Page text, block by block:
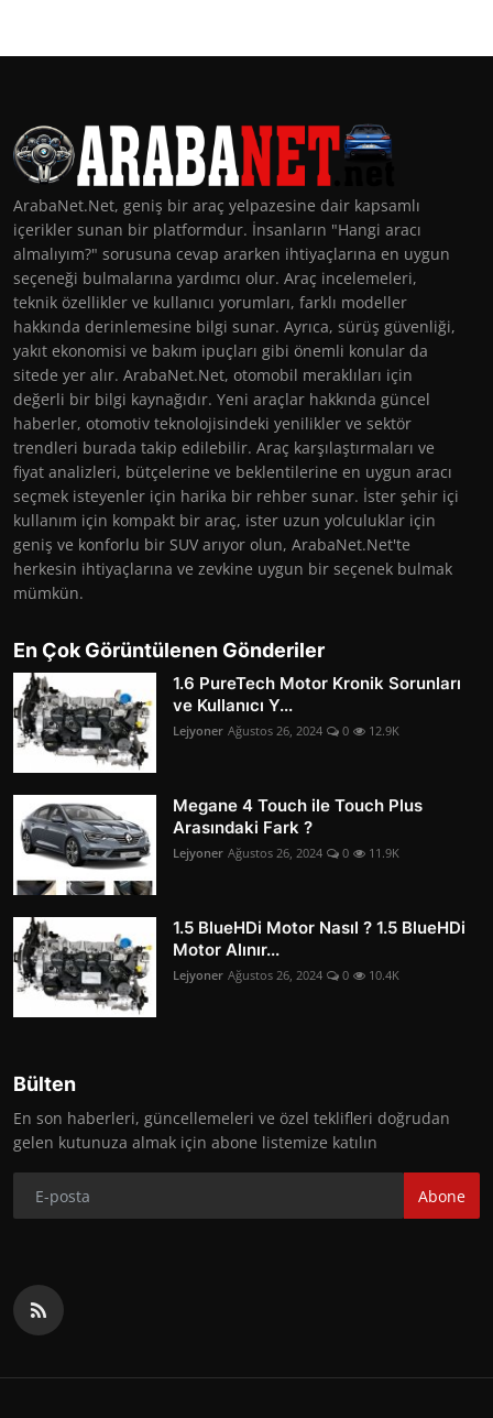
ArabaNet.Net, geniş bir araç yelpazesine dair kapsamlı
içerikler sunan bir platformdur. İnsanların "Hangi aracı
almalıyım?" sorusuna cevap ararken ihtiyaçlarına en uygun
seçeneği bulmalarına yardımcı olur. Araç incelemeleri,
teknik özellikler ve kullanıcı yorumları, farklı modeller
hakkında derinlemesine bilgi sunar. Ayrıca, sürüş güvenliği,
yakıt ekonomisi ve bakım ipuçları gibi önemli konular da
sitede yer alır. ArabaNet.Net, otomobil meraklıları için
değerli bir bilgi kaynağıdır. Yeni araçlar hakkında güncel
haberler, otomotiv teknolojisindeki yenilikler ve sektör
trendleri burada takip edilebilir. Araç karşılaştırmaları ve
fiyat analizleri, bütçelerine ve beklentilerine en uygun aracı
seçmek isteyenler için harika bir rehber sunar. İster şehir içi
kullanım için kompakt bir araç, ister uzun yolculuklar için
geniş ve konforlu bir SUV arıyor olun, ArabaNet.Net'te
herkesin ihtiyaçlarına ve zevkine uygun bir seçenek bulmak
mümkün.
En Çok Görüntülenen Gönderiler
1.6 PureTech Motor Kronik Sorunları
ve Kullanıcı Y...
Lejyoner Ağustos 26, 2024 0 12.9K
Megane 4 Touch ile Touch Plus
Arasındaki Fark ?
Lejyoner Ağustos 26, 2024 0 11.9K
1.5 BlueHDi Motor Nasıl ? 1.5 BlueHDi
Motor Alınır...
Lejyoner Ağustos 26, 2024 0 10.4K
Bülten
En son haberleri, güncellemeleri ve özel teklifleri doğrudan
gelen kutunuza almak için abone listemize katılın
Abone